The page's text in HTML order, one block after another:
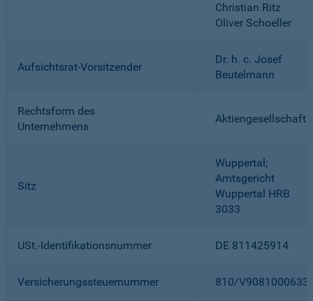
Christian Ritz
Oliver Schoeller
Aufsichtsrat-Vorsitzender
Dr. h. c. Josef
Beutelmann
Rechtsform des
Unternehmens
Aktiengesellschaft
Sitz
Wuppertal;
Amtsgericht
Wuppertal HRB
3033
USt.-Identifikationsnummer DE 811425914
Versicherungssteuernummer 810/